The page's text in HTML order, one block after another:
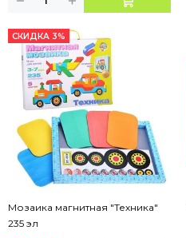
СКИДКА 3%
Мозаика магнитная "Техника"
235 эл